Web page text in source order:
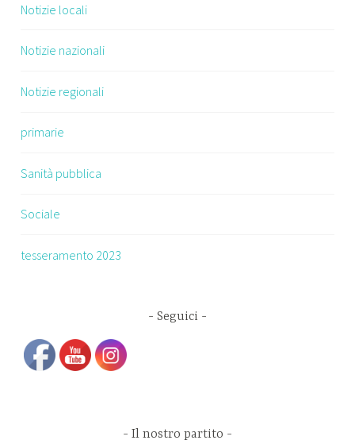
Notizie locali
Notizie nazionali
Notizie regionali
primarie
Sanità pubblica
Sociale
tesseramento 2023
Seguici
Il nostro partito